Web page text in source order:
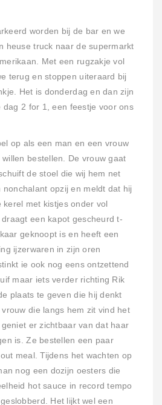
worden bij de bar en we
heuse truck naar de supermarkt
Met een rugzakje vol
terug en stoppen uiteraard bij
Het is donderdag en dan zijn
dag 2 for 1, een feestje voor ons
op als een man en een vrouw
bestellen. De vrouw gaat
de stoel die wij hem net
opzij en meldt dat hij
kerel met kistjes onder vol
een kapot gescheurd t-
geknoopt is en heeft een
ijzerwaren in zijn oren
ie ook nog eens ontzettend
maar iets verder richting Rik
plaats te geven die hij denkt
die langs hem zit vind het
er zichtbaar van dat haar
is. Ze bestellen een paar
meal. Tijdens het wachten op
nog een dozijn oesters die
hot sauce in record tempo
Het lijkt wel een